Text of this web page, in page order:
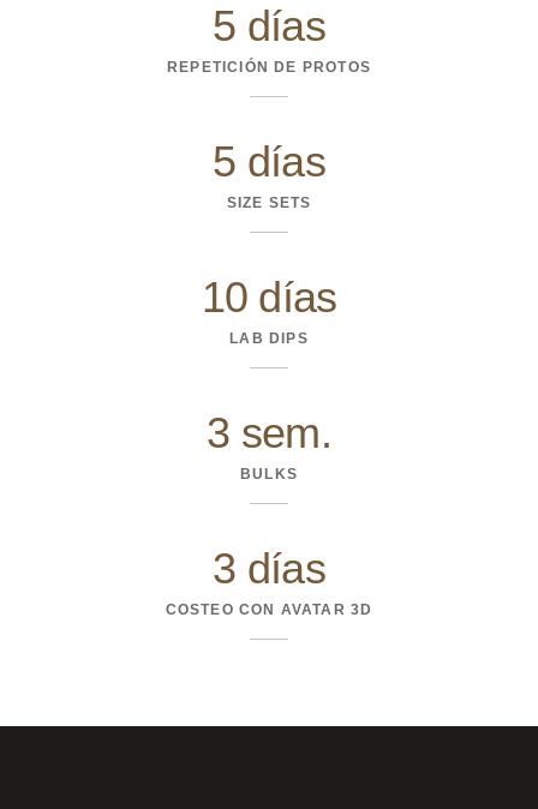
5 días
REPETICIÓN DE PROTOS
5 días
SIZE SETS
10 días
LAB DIPS
3 sem.
BULKS
3 días
COSTEO CON AVATAR 3D